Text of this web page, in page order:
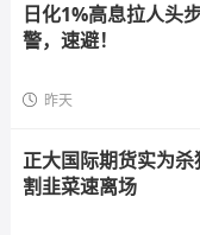
日化1%高息拉人头
警，速避！
昨天
正大国际期货实为
割韭菜速离场